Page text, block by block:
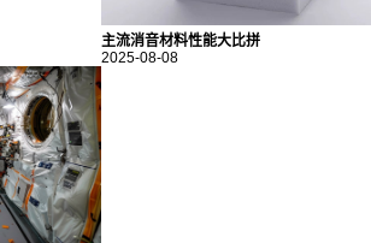
主流消音材料性能大比拼
2025-08-08